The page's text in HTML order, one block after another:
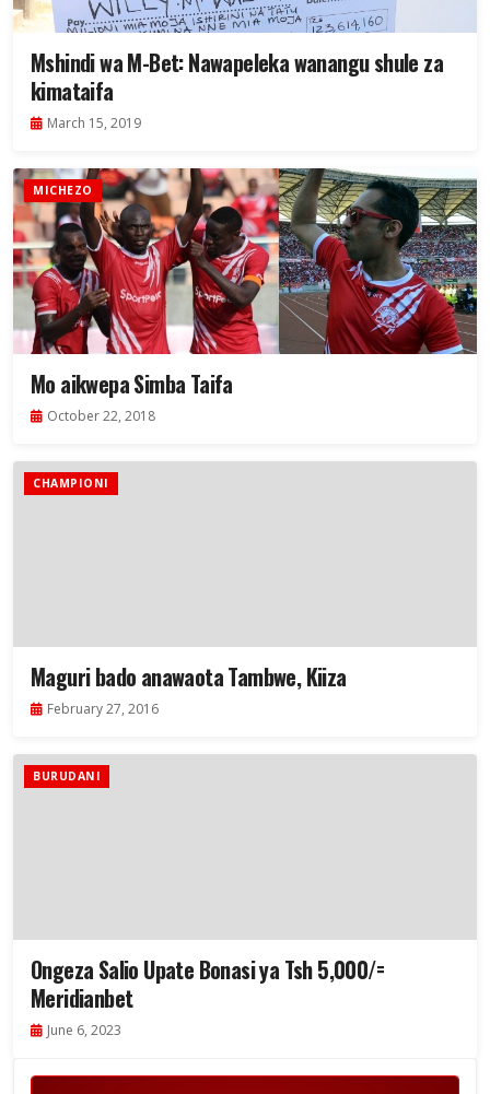
Mshindi wa M-Bet: Nawapeleka wanangu shule za
kimataifa
March 15, 2019
MICHEZO
Mo aikwepa Simba Taifa
October 22, 2018
CHAMPIONI
Maguri bado anawaota Tambwe, Kiiza
February 27, 2016
BURUDANI
Ongeza Salio Upate Bonasi ya Tsh 5,000/=
Meridianbet
June 6, 2023